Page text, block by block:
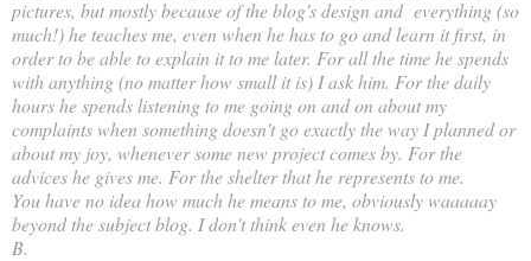
pictures, but mostly because of the blog's design and everything (so
much!) he teaches me, even when he has to go and learn it first, in
order to be able to explain it to me later. For all the time he spends
with anything (no matter how small it is) I ask him. For the daily
hours he spends listening to me going on and on about my
complaints when something doesn't go exactly the way I planned or
about my joy, whenever some new project comes by. For the
advices he gives me. For the shelter that he represents to me.
You have no idea how much he means to me, obviously waaaaay
beyond the subject blog. I don't think even he knows.
B.